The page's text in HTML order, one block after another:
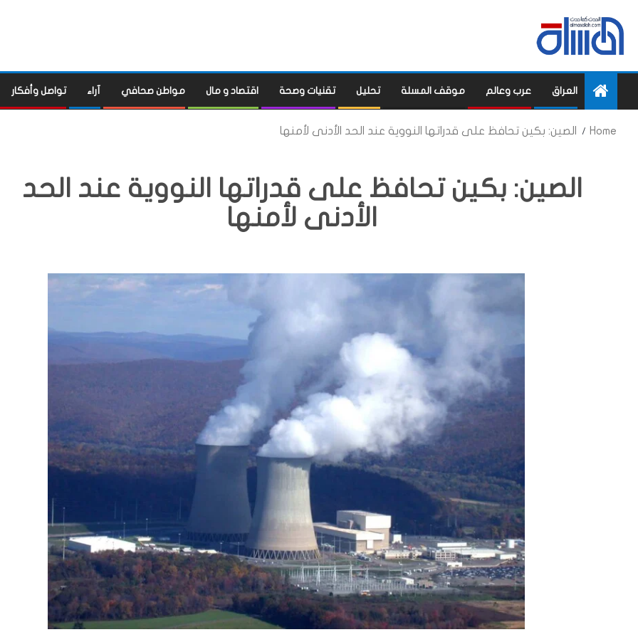
العراق عرب وعالم موقف المسلة تحليل تقنيات وصحة اقتصاد و مال مواطن صحافي آراء تواصل وأفكار
Home الصين: بكين تحافظ على قدراتها النووية عند الحد الأدنى لأمنها
الصين: بكين تحافظ على قدراتها النووية عند الحد
الأدنى لأمنها